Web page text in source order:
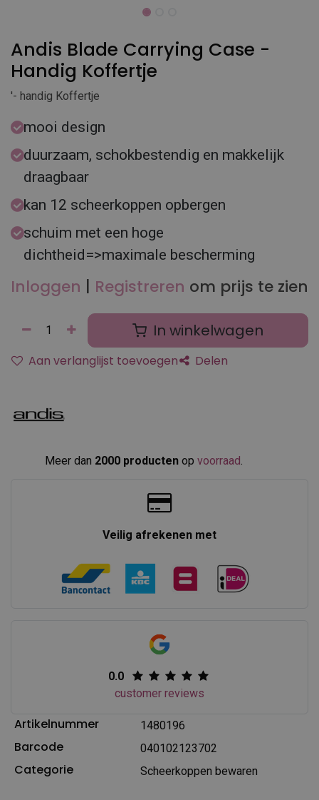
Andis Blade Carrying Case -
Handig Koffertje
'- handig Koffertje
mooi design
duurzaam, schokbestendig en makkelijk
draagbaar
kan 12 scheerkoppen opbergen
schuim met een hoge
dichtheid=>maximale bescherming
Inloggen | Registreren om prijs te zien
In winkelwagen
Aan verlanglijst toevoegen Delen
Meer dan 2000 producten op voorraad
Veilig afrekenen met
0.0
customer reviews
Artikelnummer 1480196
Barcode 040102123702
Categorie Scheerkoppen bewaren